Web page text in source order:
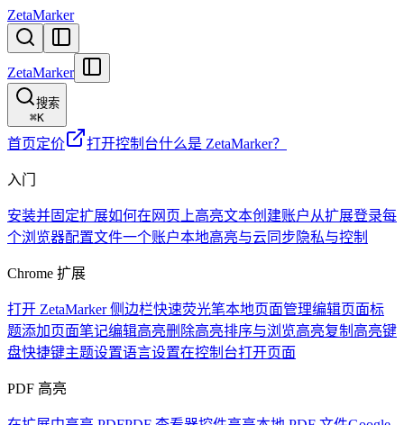
ZetaMarker
ZetaMarker
搜索
⌘K
首页定价 打开控制台什么是 ZetaMarker？
入门
安装并固定扩展如何在网页上高亮文本创建账户 从扩展登录每
个浏览器配置文件一个账户本地高亮与云同步 隐私与控制
Chrome 扩展
打开 ZetaMarker 侧边栏快速荧光笔本地页面管理编辑页面标
题添加页面笔记编辑高亮删除高亮排序与浏览高亮复制高亮键
盘快捷键主题设置语言设置在控制台打开页面
PDF 高亮